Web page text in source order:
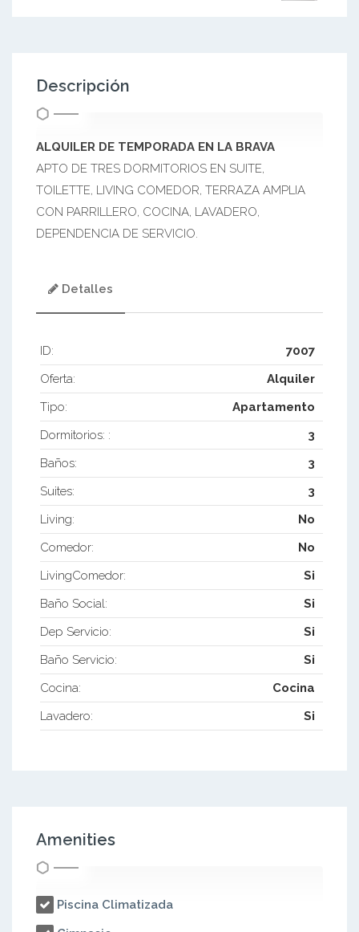
Descripción
ALQUILER DE TEMPORADA EN LA BRAVA
APTO DE TRES DORMITORIOS EN SUITE,
TOILETTE, LIVING COMEDOR, TERRAZA AMPLIA
CON PARRILLERO, COCINA, LAVADERO,
DEPENDENCIA DE SERVICIO.
Detalles
ID:
7007
Oferta:
Alquiler
Tipo:
Apartamento
Dormitorios: :
3
Baños:
3
Suites:
3
Living:
No
Comedor:
No
LivingComedor:
Si
Baño Social:
Si
Dep Servicio:
Si
Baño Servicio:
Si
Cocina:
Cocina
Lavadero:
Si
Amenities
Piscina Climatizada